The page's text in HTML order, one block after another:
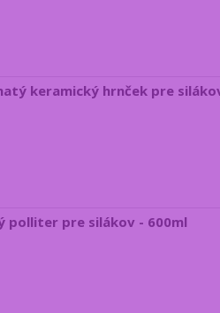
keramický hrnček pre
polliter pre silákov - 600ml